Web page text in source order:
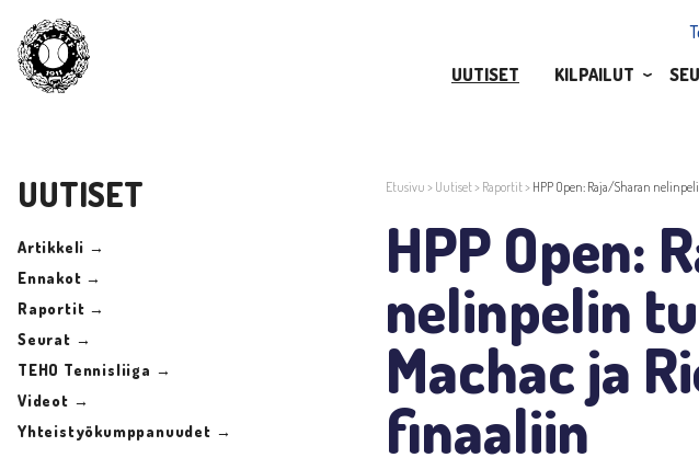
UUTISET
KILPAILUT
UUTISET
Artikkeli →
Ennakot →
Raportit →
Seurat →
TEHO Tennisliiga →
Videot →
Yhteistyökumppanuudet →
Etusivu > Uutiset> Raportit> HPP Open: Raja/Sharan
HPP Open:
nelinpelin
Machac ja
finaaliin